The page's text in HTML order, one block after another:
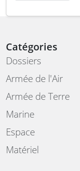
Catégories
Dossiers
Armée de l'Air
Armée de Terre
Marine
Espace
Matériel